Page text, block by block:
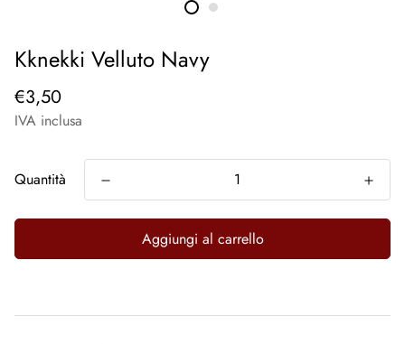
Kknekki Velluto Navy
€3,50
IVA inclusa
Quantità
Aggiungi al carrello